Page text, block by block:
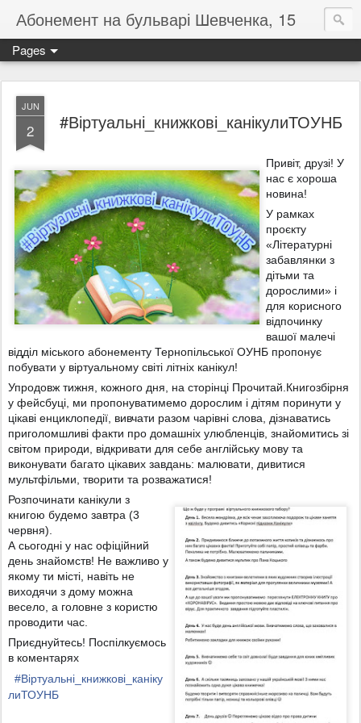
Абонемент на бульварі Шевченка, 15
Pages
JUN
2 #Віртуальні_книжкові_канікулиТОУНБ
Привіт, друзі! У
нас є хороша
новина!
У рамках
проєкту
«Літературні
забавлянки з
дітьми та
дорослими» і
для корисного
відпочинку
вашої малечі
відділ міського абонементу Тернопільської ОУНБ пропонує
побувати у віртуальному світі літніх канікул!
Упродовж тижня, кожного дня, на сторінці Прочитай.Книгозбірня
у фейсбуці, ми пропонуватимемо дорослим і дітям поринути у
цікаві енциклопедії, вивчати разом чарівні слова, дізнаватись
приголомшливі факти про домашніх улюбленців, знайомитись зі
світом природи, відкривати для себе англійську мову та
виконувати багато цікавих завдань: малювати, дивитися
мультфільми, творити та розважатися!
Розпочинати канікули з
книгою будемо завтра (3
червня).
А сьогодні у нас офіційний
день знайомств! Не важливо у
якому ти місті, навіть не
виходячи з дому можна
весело, а головне з користю
проводити час.
Приєднуйтесь! Поспілкуємось
в коментарях
#Віртуальні_книжкові_каніку
лиТОУНБ